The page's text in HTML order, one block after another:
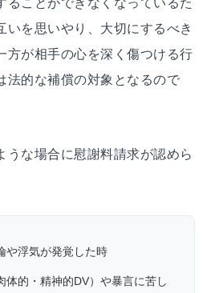
いを思いやり、大切にするべき
方が相手の心を深く傷つける行
法的な補償の対象となるので
うな場合に慰謝料請求が認めら
や浮気が発覚した時
体的・精神的DV）や暴言に苦し